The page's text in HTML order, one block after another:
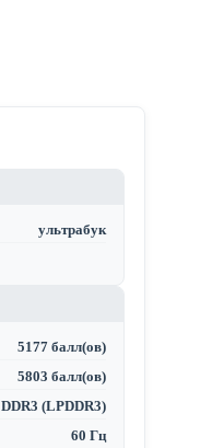
ультрабук
5177 балл(ов)
5803 балл(ов)
DDR3 (LPDDR3)
60 Гц